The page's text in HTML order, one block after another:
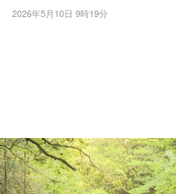
2026年5月10日 9時19分